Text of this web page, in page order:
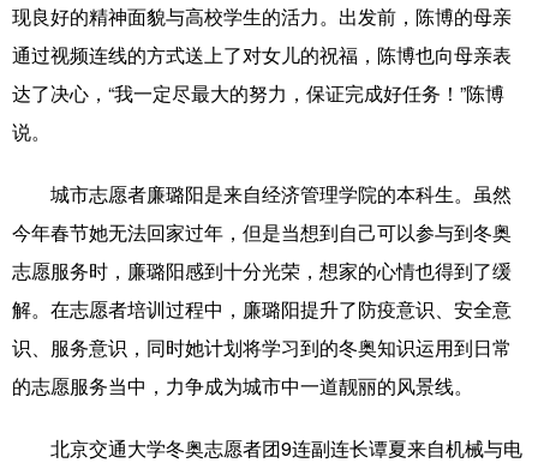
多语种频道
English Español Français عربى
Deutsch Português
现良好的精神面貌与高校学生的活力。出发前，陈博的母亲
通过视频连线的方式送上了对女儿的祝福，陈博也向母亲表
达了决心，“我一定尽最大的努力，保证完成好任务！”陈博
说。
城市志愿者廉璐阳是来自经济管理学院的本科生。虽然
今年春节她无法回家过年，但是当想到自己可以参与到冬奥
志愿服务时，廉璐阳感到十分光荣，想家的心情也得到了缓
解。在志愿者培训过程中，廉璐阳提升了防疫意识、安全意
识、服务意识，同时她计划将学习到的冬奥知识运用到日常
的志愿服务当中，力争成为城市中一道靓丽的风景线。
北京交通大学冬奥志愿者团9连副连长谭夏来自机械与电